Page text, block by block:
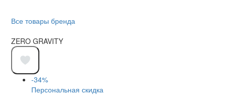
Все товары бренда
ZERO GRAVITY
-34%
Персональная скидка